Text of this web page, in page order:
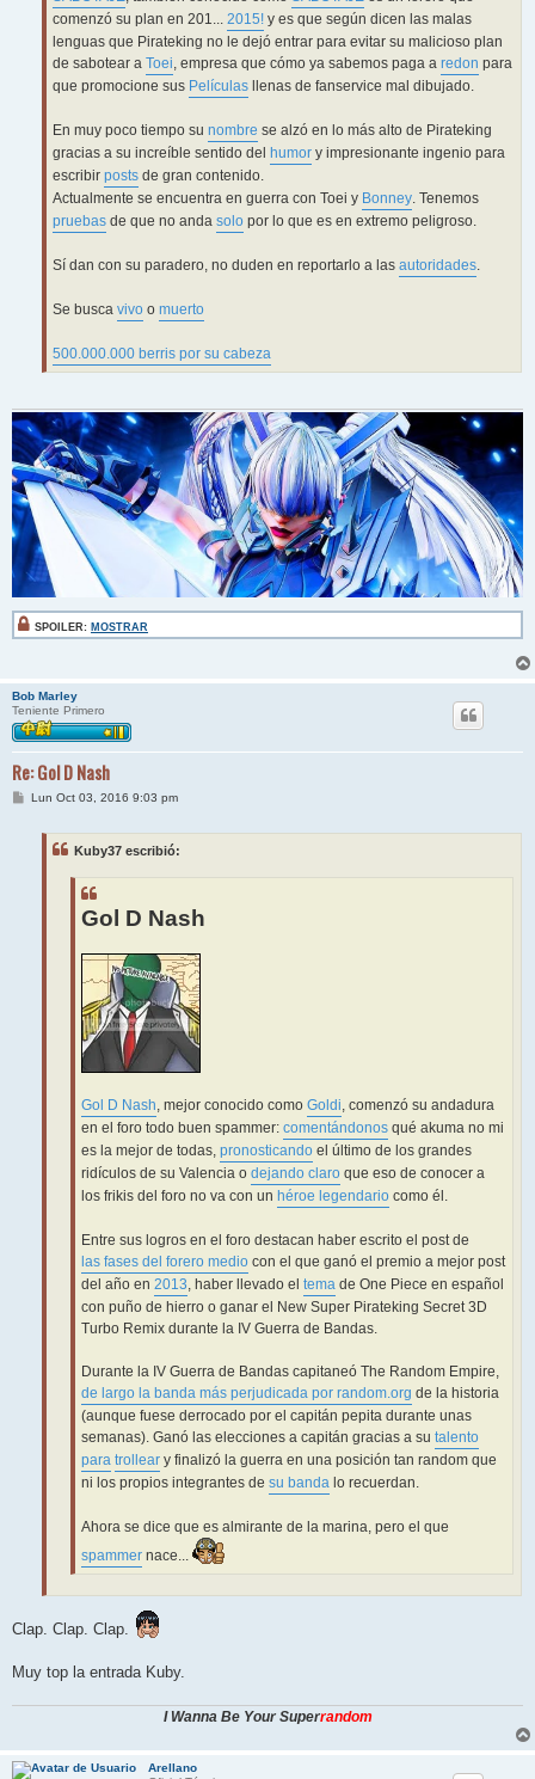
comenzó su plan en 201... 2015! y es que según dicen las malas
lenguas que Pirateking no le dejó entrar para evitar su malicioso plan
de sabotear a Toei , empresa que cómo ya sabemos paga a redon para
que promocione sus Películas llenas de fanservice mal dibujado.
En muy poco tiempo su nombre se alzó en lo más alto de Pirateking
gracias a su increíble sentido del humor y impresionante ingenio para
escribir posts de gran contenido.
Actualmente se encuentra en guerra con Toei y Bonney . Tenemos
pruebas de que no anda solo por lo que es en extremo peligroso.
Sí dan con su paradero, no duden en reportarlo a las autoridades
Se busca vivo o muerto
500.000.000 berris por su cabeza
SPOILER: MOSTRAR
Bob Marley
Teniente Primero
Re: Gol D Nash
MLun Oct 03, 2016 9:03 pm
Kuby37 escribió:
Gol D Nash
Gol D Nash , mejor conocido como Goldi , comenzó su andadura
en el foro todo buen spammer: comentándonos qué akuma no mi
es la mejor de todas, pronosticando el último de los grandes
ridículos de su Valencia o dejando claro que eso de conocer a
los frikis del foro no va con un héroe legendario como él.
Entre sus logros en el foro destacan haber escrito el post de
las fases del forero medio con el que ganó el premio a mejor post
del año en 2013 , haber llevado el tema de One Piece en español
con puño de hierro o ganar el New Super Pirateking Secret 3D
Turbo Remix durante la IV Guerra de Bandas.
Durante la IV Guerra de Bandas capitaneó The Random Empire,
de largo la banda más perjudicada por random.org de la historia
(aunque fuese derrocado por el capitán pepita durante unas
semanas). Ganó las elecciones a capitán gracias a su talento
para trollear y finalizó la guerra en una posición tan random que
ni los propios integrantes de su banda lo recuerdan.
Ahora se dice que es almirante de la marina, pero el que
spammer nace...
Clap. Clap. Clap.
Muy top la entrada Kuby.
I Wanna Be Your Superrandom
Arellano